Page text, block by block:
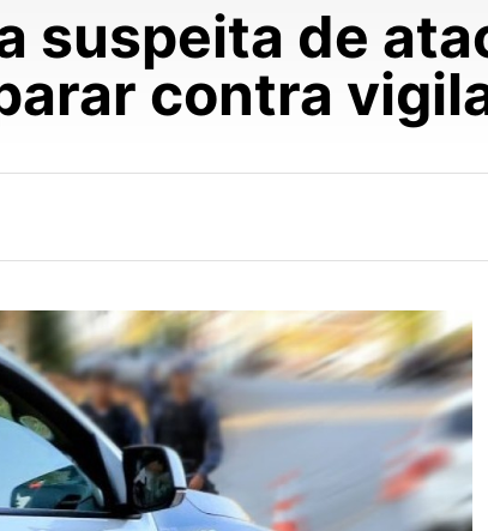
suspeita de
contra